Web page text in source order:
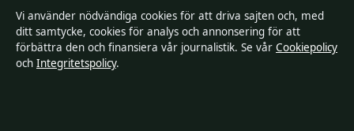
Gunde Svan mot alla odds – stafetten:
deltagare, resultat och mer
Vi använder nödvändiga cookies för att driva sajten och, med
ditt samtycke, cookies för analys och annonsering för att
förbättra den och finansiera vår journalistik. Se vår Cookiepolicy
och Integritetspolicy.